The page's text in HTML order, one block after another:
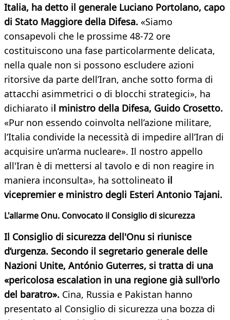
Italia, ha detto il generale Luciano Portolano, capo
di Stato Maggiore della Difesa. «Siamo
consapevoli che le prossime 48-72 ore
costituiscono una fase particolarmente delicata,
nella quale non si possono escludere azioni
ritorsive da parte dell’Iran, anche sotto forma di
attacchi asimmetrici o di blocchi strategici», ha
dichiarato il ministro della Difesa, Guido Crosetto.
«Pur non essendo coinvolta nell’azione militare,
l’Italia condivide la necessità di impedire all’Iran di
acquisire un’arma nucleare». Il nostro appello
all'Iran è di mettersi al tavolo e di non reagire in
maniera inconsulta», ha sottolineato il
vicepremier e ministro degli Esteri Antonio Tajani.
L'allarme Onu. Convocato il Consiglio di sicurezza
Il Consiglio di sicurezza dell'Onu si riunisce
d’urgenza. Secondo il segretario generale delle
Nazioni Unite, António Guterres, si tratta di una
«pericolosa escalation in una regione già sull'orlo
del baratro». Cina, Russia e Pakistan hanno
presentato al Consiglio di sicurezza una bozza di